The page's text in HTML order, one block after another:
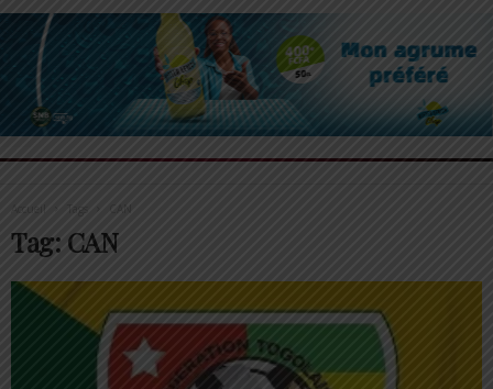
Tags CAN
Tag: CAN